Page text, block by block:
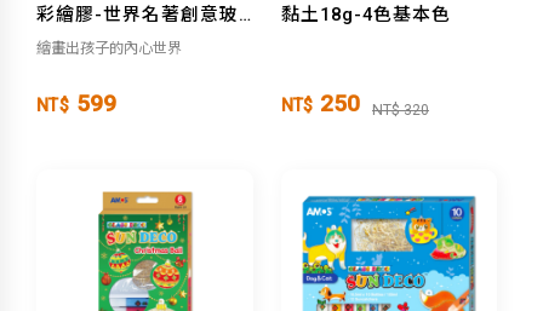
彩繪膠-世界名著創意玻璃
貼
繪畫出孩子的內心世界
NT$ 599
黏土18g-4色基本色
NT$ 250 NT$ 320